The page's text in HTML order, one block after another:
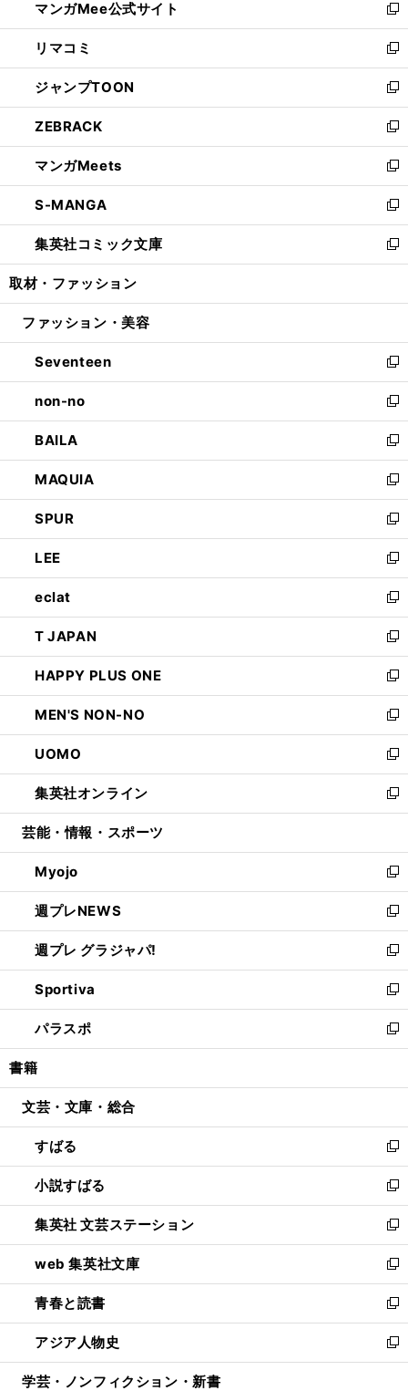
く
ド
ウ
で
開
く
ィ
ン
ド
ウ
で
開
く
い
ウ
ィ
ン
ド
ウ
で
開
く
マンガMee公式サイト
新
し
い
ウ
ィ
ン
ド
ウ
で
開
く
リマコミ
新
し
い
ウ
ィ
ン
ド
ウ
で
開
く
ジャンプTOON
新
し
い
ウ
ィ
ン
ド
ウ
で
開
ZEBRACK
新
し
い
ウ
ィ
ン
ド
ウ
開
マンガMeets
新
し
い
ウ
ィ
ン
ウ
開
く
S-MANGA
新
し
い
ウ
ン
ウ
で
開
く
集英社コミック文庫
新
し
ウ
ン
ド
ウ
で
開
く
取材・ファッション
ファッション・美容
Seventeen
新
し
い
ウ
ィ
ン
ド
ウ
で
開
く
non-no
新
し
い
ウ
ィ
ン
ド
ウ
で
開
く
BAILA
新
し
い
ウ
ィ
ン
ド
ウ
で
開
く
MAQUIA
新
し
い
ウ
ィ
ン
ド
ウ
で
開
く
SPUR
新
し
い
ウ
ィ
ン
ド
ウ
で
開
く
LEE
新
し
い
ウ
ィ
ン
ド
ウ
で
開
く
eclat
新
し
い
ウ
ィ
ン
ド
ウ
で
開
く
T JAPAN
新
し
い
ウ
ィ
ン
ド
ウ
で
開
HAPPY PLUS ONE
新
し
い
ウ
ィ
ン
ド
ウ
開
く
MEN'S NON-NO
新
し
い
ウ
ィ
ン
ウ
で
開
く
UOMO
新
し
い
ウ
ン
ド
ウ
で
開
く
集英社オンライン
新
し
ウ
ィ
ン
ド
ウ
で
開
く
芸能・情報・スポーツ
Myojo
新
し
い
ウ
ィ
ン
ド
ウ
で
開
週プレNEWS
新
し
い
ウ
ィ
ン
ド
ウ
開
週プレ グラジャパ!
新
し
い
ウ
ィ
ン
ウ
開
く
Sportiva
新
し
い
ウ
ン
ウ
で
開
く
パラスポ
新
し
ウ
ン
ド
ウ
で
開
く
書籍
文芸・文庫・総合
すばる
新
し
い
ウ
ィ
ン
ド
ウ
で
開
く
小説すばる
新
し
い
ウ
ィ
ン
ド
ウ
で
開
集英社 文芸ステーション
新
し
い
ウ
ィ
ン
ド
ウ
web 集英社文庫
新
し
い
ウ
ィ
ン
青春と読書
新
し
い
ウ
アジア人物史
新
し
学芸・ノンフィクション・新書